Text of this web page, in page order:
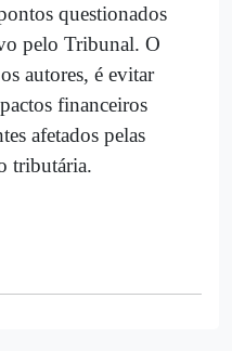
questionados
pelo Tribunal. O
autores, é evitar
financeiros
afetados pelas
tributária.